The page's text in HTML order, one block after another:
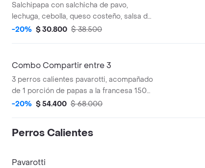
Salchipapa con salchicha de pavo,
lechuga, cebolla, queso costeño, salsa de
la casa y tártara.
-20% $ 30.800 $ 38.500
Combo Compartir entre 3
3 perros calientes pavarotti, acompañado
de 1 porción de papas a la francesa 150
gr.
-20% $ 54.400 $ 68.000
Perros Calientes
Pavarotti